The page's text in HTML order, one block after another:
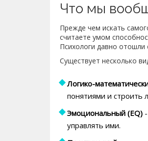
Что мы
Прежде чем искать
считаете умом
Психологи давно отошли
Существует несколько
Логико-
понятиями и строить
Эмоциональный (EQ)
управлять ими.